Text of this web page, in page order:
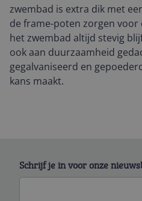
zwembad is extra dik met
de frame-poten zorgen
het zwembad altijd stevig
ook aan duurzaamheid
gegalvaniseerd en
kans maakt.
Schrijf je in voor onze